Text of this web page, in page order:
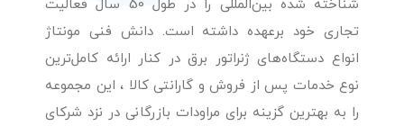
شناخته شده بین‌المللی را در طول 50 سال فعالیت
تجاری خود برعهده داشته است. دانش فنی مونتاژ
انواع دستگاه‌های ژنراتور برق در کنار ارائه کامل‌ترین
نوع خدمات پس از فروش و گارانتی کالا ، این مجموعه
را به بهترین گزینه برای مراودات بازرگانی در نزد شرکای